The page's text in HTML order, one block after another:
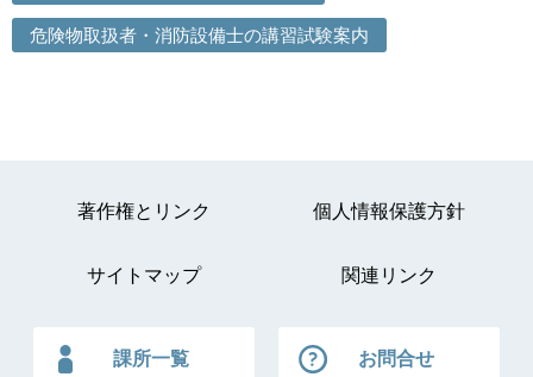
危険物取扱者・消防設備士の講習試験案内
著作権とリンク 個人情報保護方針
サイトマップ 関連リンク
課所一覧 お問合せ